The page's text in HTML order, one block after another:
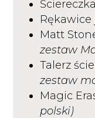
Matt
zestaw
Talerz
zestaw
Magic
polski)